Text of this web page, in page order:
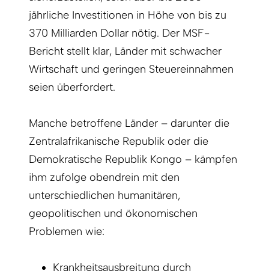
jährliche Investitionen in Höhe von bis zu
370 Milliarden Dollar nötig. Der MSF-
Bericht stellt klar, Länder mit schwacher
Wirtschaft und geringen Steuereinnahmen
seien überfordert.
Manche betroffene Länder – darunter die
Zentralafrikanische Republik oder die
Demokratische Republik Kongo – kämpfen
ihm zufolge obendrein mit den
unterschiedlichen humanitären,
geopolitischen und ökonomischen
Problemen wie:
Krankheitsausbreitung durch